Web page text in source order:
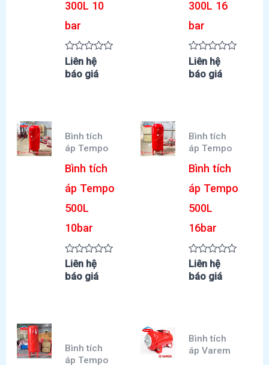
300L 10
bar
Được
xếp
hạng
Liên hệ
báo giá
300L 16
bar
Được
xếp
hạng
Liên hệ
báo giá
Bình tích
áp Tempo
Bình tích
áp Tempo
500L
10bar
Được
xếp
hạng
Liên hệ
báo giá
Bình tích
áp Tempo
Bình tích
áp Tempo
500L
16bar
Được
xếp
hạng
Liên hệ
báo giá
Bình tích
áp Tempo
Bình tích
áp Varem